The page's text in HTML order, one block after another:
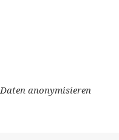
Daten anonymisieren